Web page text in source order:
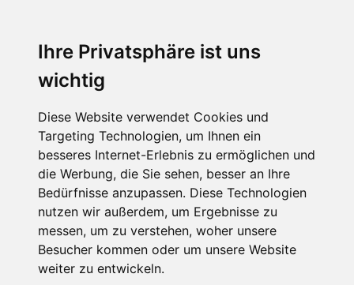
Ihre Privatsphäre ist uns
wichtig
Diese Website verwendet Cookies und
Targeting Technologien, um Ihnen ein
besseres Internet-Erlebnis zu ermöglichen und
die Werbung, die Sie sehen, besser an Ihre
Bedürfnisse anzupassen. Diese Technologien
nutzen wir außerdem, um Ergebnisse zu
messen, um zu verstehen, woher unsere
Besucher kommen oder um unsere Website
weiter zu entwickeln.